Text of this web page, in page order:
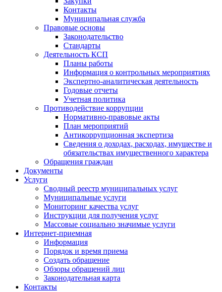
Контакты
Муниципальная служба
Правовые основы
Законодательство
Стандарты
Деятельность КСП
Планы работы
Информация о контрольных мероприятиях
Экспертно-аналитическая деятельность
Годовые отчеты
Учетная политика
Противодействие коррупции
Нормативно-правовые акты
План мероприятий
Антикоррупционная экспертиза
Сведения о доходах, расходах, имуществе и
обязательствах имущественного характера
Обращения граждан
Документы
Услуги
Сводный реестр муниципальных услуг
Муниципальные услуги
Мониторинг качества услуг
Инструкции для получения услуг
Массовые социально значимые услуги
Интернет-приемная
Информация
Порядок и время приема
Создать обращение
Обзоры обращений лиц
Законодательная карта
Контакты